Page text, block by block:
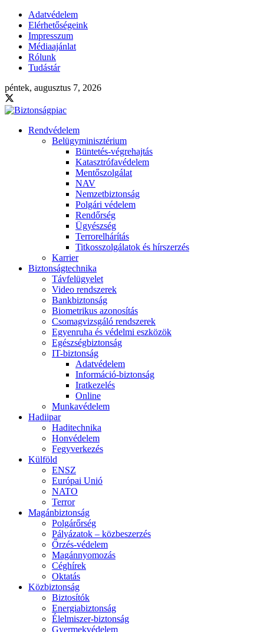
Adatvédelem
Elérhetőségeink
Impresszum
Médiaajánlat
Rólunk
Tudástár
péntek, augusztus 7, 2026
Rendvédelem
Belügyminisztérium
Büntetés-végrehajtás
Katasztrófavédelem
Mentőszolgálat
NAV
Nemzetbiztonság
Polgári védelem
Rendőrség
Ügyészség
Terrorelhárítás
Titkosszolgálatok és hírszerzés
Karrier
Biztonságtechnika
Távfelügyelet
Video rendszerek
Bankbiztonság
Biometrikus azonosítás
Csomagvizsgáló rendszerek
Egyenruha és védelmi eszközök
Egészségbiztonság
IT-biztonság
Adatvédelem
Információ-biztonság
Iratkezelés
Online
Munkavédelem
Hadiipar
Haditechnika
Honvédelem
Fegyverkezés
Külföld
ENSZ
Európai Unió
NATO
Terror
Magánbiztonság
Polgárőrség
Pályázatok – közbeszerzés
Őrzés-védelem
Magánnyomozás
Céghírek
Oktatás
Közbiztonság
Biztosítók
Energiabiztonság
Élelmiszer-biztonság
Gyermekvédelem